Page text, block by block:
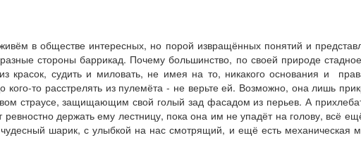
в обществе интересных, но порой извращённых понятий и
стороны баррикад. Почему большинство, по своей природе
красок, судить и миловать, не имея на то, никакого основания и
кого-то расстрелять из пулемёта - не верьте ей. Возможно, она лишь
страусе, защищающим свой голый зад фасадом из перьев. А
ревностно держать ему лестницу, пока она им не упадёт на голову, всё
шарик, с улыбкой на нас смотрящий, и ещё есть механическая